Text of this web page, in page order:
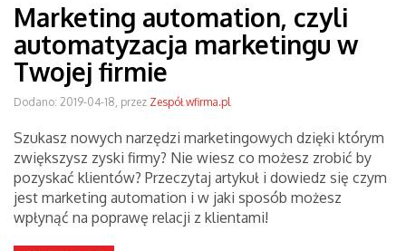
Marketing automation, czyli
automatyzacja marketingu w
Twojej firmie
Dodano: 2019-04-18, przez Zespół wfirma.pl
Szukasz nowych narzędzi marketingowych dzięki którym
zwiększysz zyski firmy? Nie wiesz co możesz zrobić by
pozyskać klientów? Przeczytaj artykuł i dowiedz się czym
jest marketing automation i w jaki sposób możesz
wpłynąć na poprawę relacji z klientami!